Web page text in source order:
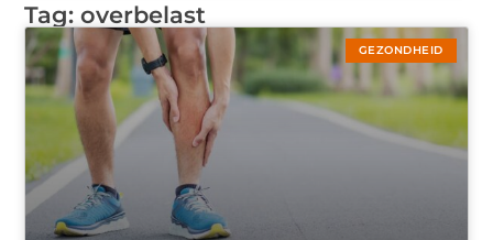
Tag: overbelast
GEZONDHEID